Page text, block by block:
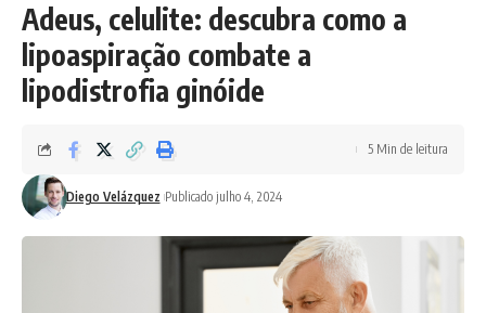
Adeus, celulite: descubra como a
lipoaspiração combate a
lipodistrofia ginóide
Diego Velázquez Publicado julho 4, 2024
5 Min de leitura